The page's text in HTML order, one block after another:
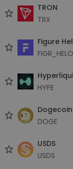
TRON
TRX
Figure
HYPE
Dogecoin
DOGE
USDS
USDS